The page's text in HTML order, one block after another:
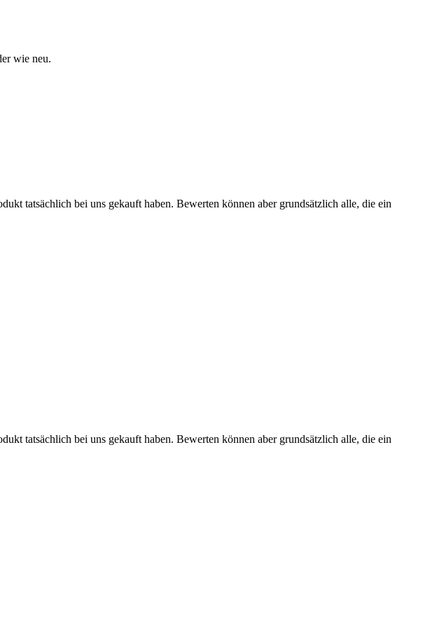
wie neu.
tatsächlich bei uns gekauft haben. Bewerten können aber grundsätzlich alle, die ein
tatsächlich bei uns gekauft haben. Bewerten können aber grundsätzlich alle, die ein